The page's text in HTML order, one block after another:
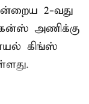
2-வது
அணிக்கு
கிங்ஸ்